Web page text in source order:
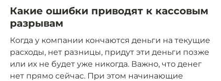
Какие ошибки приводят к кассовым
разрывам
Когда у компании кончаются деньги на текущие
расходы, нет разницы, придут эти деньги позже
или их не будет уже никогда. Важно, что денег
нет прямо сейчас. При этом начинающие